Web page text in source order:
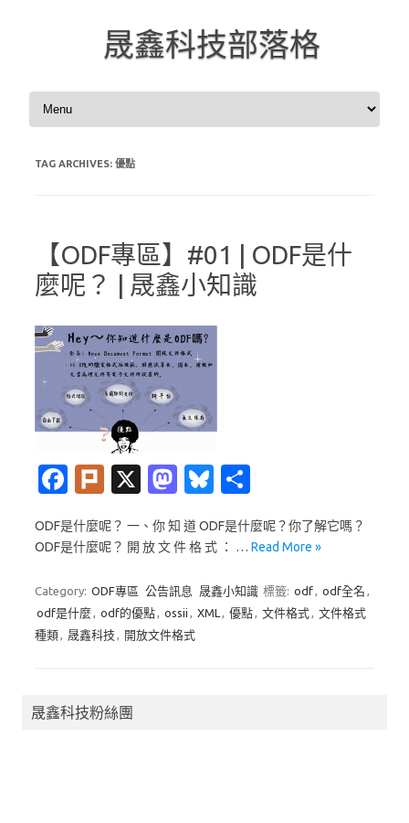
晟鑫科技部落格
Skip to content
TAG ARCHIVES: 優點
【ODF專區】#01 | ODF是什
麼呢？ | 晟鑫小知識
Fa
e
o
o
Pl
k
X
M
t
d
o
Bl
es
y
ODF是什麼呢？ 一、你 知 道 ODF是什麼呢？你了解它嗎？
ODF是什麼呢？ 開 放 文 件 格 式 ： … Read More »
Category: ODF專區 公告訊息 晟鑫小知識 標籤: odf, odf全名 ,
odf是什麼, odf的優點, ossii , XML , 優點, 文件格式, 文件格式
種類, 晟鑫科技 , 開放文件格式
晟鑫科技粉絲團